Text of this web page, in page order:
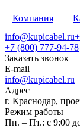
Компания
info@kupicabel.ru
+7 (800) 777-94-78
Заказать звонок
E-mail
info@kupicabel.ru
Адрес
г. Краснодар,
Режим работы
Пн. – Пт.: с 9:00